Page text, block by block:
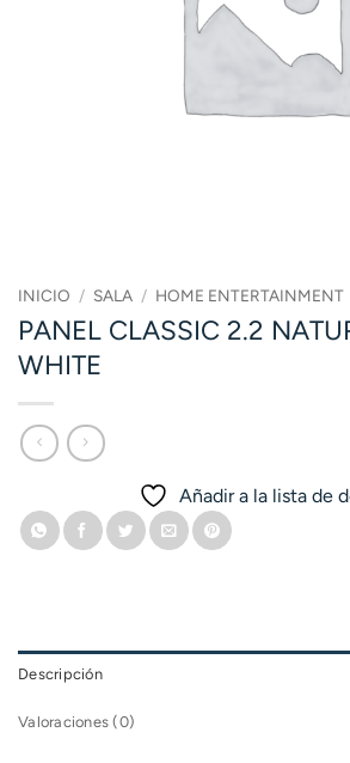
INICIO / SALA / HOME ENTERTAINMENT
PANEL CLASSIC 2.2
WHITE
Añadir a la lista de
Descripción
Valoraciones (0)